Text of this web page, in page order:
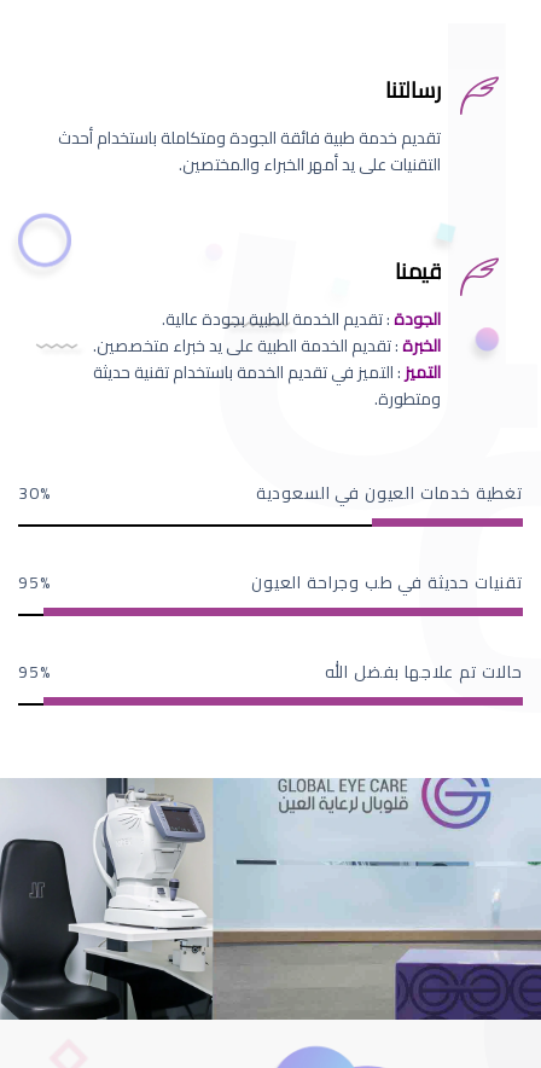
رسالتنا
تقديم خدمة طبية فائقة الجودة ومتكاملة باستخدام أحدث
التقنيات على يد أمهر الخبراء والمختصين.
قيمنا
الجودة: تقديم الخدمة الطبية بجودة عالية.
الخبرة: تقديم الخدمة الطبية على يد خبراء متخصصين.
التميز: التميز في تقديم الخدمة باستخدام تقنية حديثة
ومتطورة.
تغطية خدمات العيون في السعودية 30
تقنيات حديثة في طب وجراحة العيون 95
حالات تم علاجها بفضل الله 95